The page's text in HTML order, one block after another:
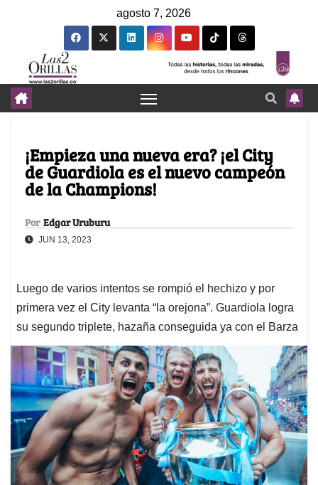
agosto 7, 2026
¡Empieza una nueva era? ¡el City
de Guardiola es el nuevo campeón
de la Champions!
Por Edgar Uruburu
JUN 13, 2023
Luego de varios intentos se rompió el hechizo y por
primera vez el City levanta “la orejona”. Guardiola logra
su segundo triplete, hazaña conseguida ya con el Barza